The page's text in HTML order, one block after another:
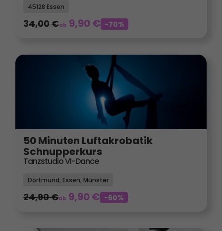
45128 Essen
34,00€ab 9,90€ -70%
50 Minuten Luftakrobatik
Schnupperkurs
Tanzstudio VI-Dance
Dortmund, Essen, Münster
24,90€ab 9,90€ -60%